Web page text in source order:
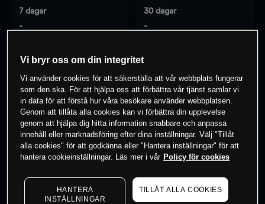
7 dagar
-
30 dagar
-
0% av kunderna har enposition i detta
instrument
Börja handla
Vi bryr oss om din integritet
Vi använder cookies för att säkerställa att vår webbplats fungerar
som den ska. För att hjälpa oss att förbättra vår tjänst samlar vi
in data för att förstå hur våra besökare använder webbplatsen.
Genom att tillåta alla cookies kan vi förbättra din upplevelse
genom att hjälpa dig hitta information snabbare och anpassa
innehåll eller marknadsföring efter dina inställningar. Välj "Tillåt
alla cookies" för att godkänna eller "Hantera inställningar" för att
hantera cookieinställningar. Läs mer i vår Policy för cookies
HANTERA
INSTÄLLNINGAR
TILLÅT ALLA COOKIES